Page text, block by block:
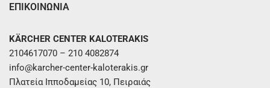
ΕΠΙΚΟΙΝΩΝΙΑ
KÄRCHER CENTER KALOTERAKIS
2104617070 – 210 4082874
info@karcher-center-kaloterakis.gr
Πλατεία Ιπποδαμείας 10, Πειραιάς